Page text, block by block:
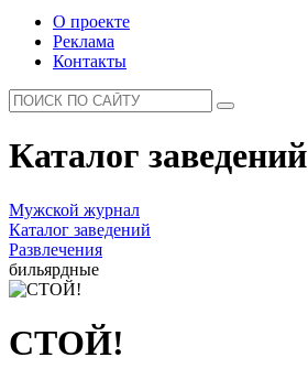
О проекте
Реклама
Контакты
Каталог заведений
Мужской журнал
Каталог заведений
Развлечения
бильярдные
СТОЙ!